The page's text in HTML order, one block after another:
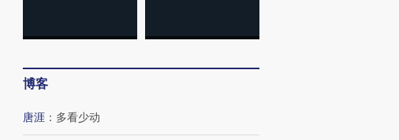
博客
唐涯 ： 多看少动